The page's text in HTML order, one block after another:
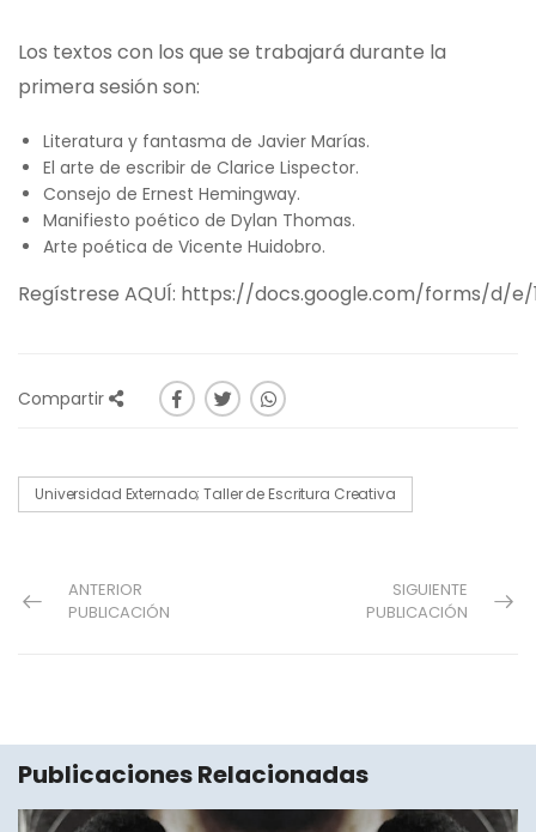
Los textos con los que se trabajará durante la
primera sesión son:
Literatura y fantasma de Javier Marías.
El arte de escribir de Clarice Lispector.
Consejo de Ernest Hemingway.
Manifiesto poético de Dylan Thomas.
Arte poética de Vicente Huidobro.
Regístrese AQUÍ: https://docs.google.com/forms/d/e/
Compartir
Universidad Externado; Taller de Escritura Creativa
ANTERIOR
PUBLICACIÓN
SIGUIENTE
PUBLICACIÓN
Publicaciones Relacionadas